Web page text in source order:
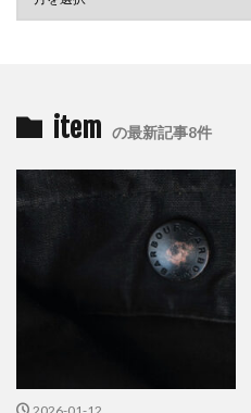
item の最新記事8件
2026-01-12